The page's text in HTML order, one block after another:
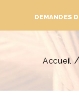
DEMANDES
Accueil